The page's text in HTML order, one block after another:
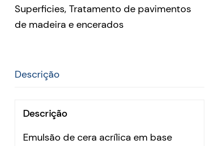
Superficies, Tratamento de pavimentos
de madeira e encerados
Descrição
Descrição
Emulsão de cera acrílica em base